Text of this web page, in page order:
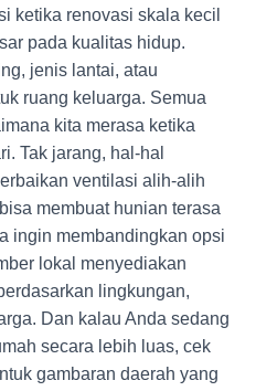
ketika renovasi skala kecil
pada kualitas hidup.
jenis lantai, atau
ruang keluarga. Semua
kita merasa ketika
Tak jarang, hal-hal
ventilasi alih-alih
membuat hunian terasa
ingin membandingkan opsi
lokal menyediakan
lingkungan,
Dan kalau Anda sedang
secara lebih luas, cek
gambaran daerah yang